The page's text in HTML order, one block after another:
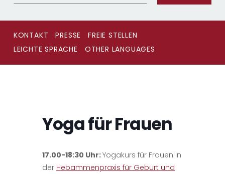
KONTAKT PRESSE
FREIE STELLEN
LEICHTE SPRACHE
OTHER LANGUAGES
Yoga für Frauen
17.00-18:30 Uhr:Yogakurs für Frauen in
der Hebammenpraxis für Geburt und